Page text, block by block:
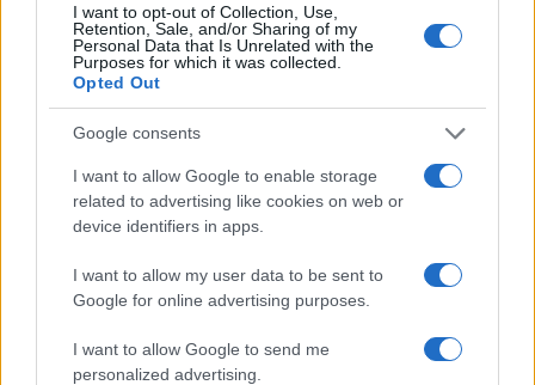
I want to opt-out of Collection, Use,
Retention, Sale, and/or Sharing of my
Personal Data that Is Unrelated with the
Purposes for which it was collected.
Opted Out
Google consents
I want to allow Google to enable storage
related to advertising like cookies on web or
device identifiers in apps.
I want to allow my user data to be sent to
Google for online advertising purposes.
I want to allow Google to send me
personalized advertising.
Condividi l'articolo
F
a
ce
b
o
o
k
T
w
it
te
r
Pi
n
te
re
st
W
h
at
s
A
p
p
S
h
a
re
Articolo precedente
Prossimo articolo
NOTIZIE RECENTI
Meteo Olbia 9 agosto, temperature in calo